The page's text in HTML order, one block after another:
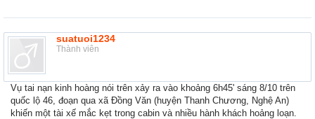
suatuoi1234
Thành viên
Vụ tai nạn kinh hoàng nói trên xảy ra vào khoảng 6h45' sáng 8/10 trên
quốc lộ 46, đoạn qua xã Đồng Văn (huyện Thanh Chương, Nghệ An)
khiến một tài xế mắc kẹt trong cabin và nhiều hành khách hoảng loạn.